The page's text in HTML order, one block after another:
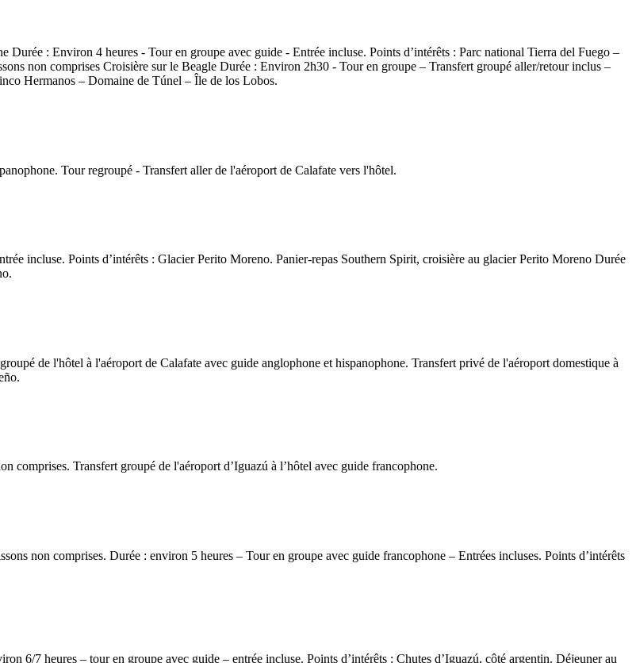
: Environ 4 heures - Tour en groupe avec guide - Entrée incluse. Points d’intérêts : Parc national Tierra del Fuego –
non comprises Croisière sur le Beagle Durée : Environ 2h30 - Tour en groupe – Transfert groupé aller/retour inclus –
Hermanos – Domaine de Túnel – Île de los Lobos.
Tour regroupé - Transfert aller de l'aéroport de Calafate vers l'hôtel.
incluse. Points d’intérêts : Glacier Perito Moreno. Panier-repas Southern Spirit, croisière au glacier Perito Moreno Durée
de l'hôtel à l'aéroport de Calafate avec guide anglophone et hispanophone. Transfert privé de l'aéroport domestique à
comprises. Transfert groupé de l'aéroport d’Iguazú à l’hôtel avec guide francophone.
non comprises. Durée : environ 5 heures – Tour en groupe avec guide francophone – Entrées incluses. Points d’intérêts
6/7 heures – tour en groupe avec guide – entrée incluse. Points d’intérêts : Chutes d’Iguazú, côté argentin. Déjeuner au